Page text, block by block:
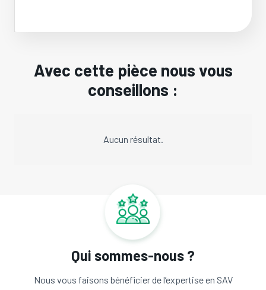
Avec cette pièce nous vous
conseillons :
Aucun résultat.
Qui sommes-nous ?
Nous vous faisons bénéficier de l’expertise en SAV